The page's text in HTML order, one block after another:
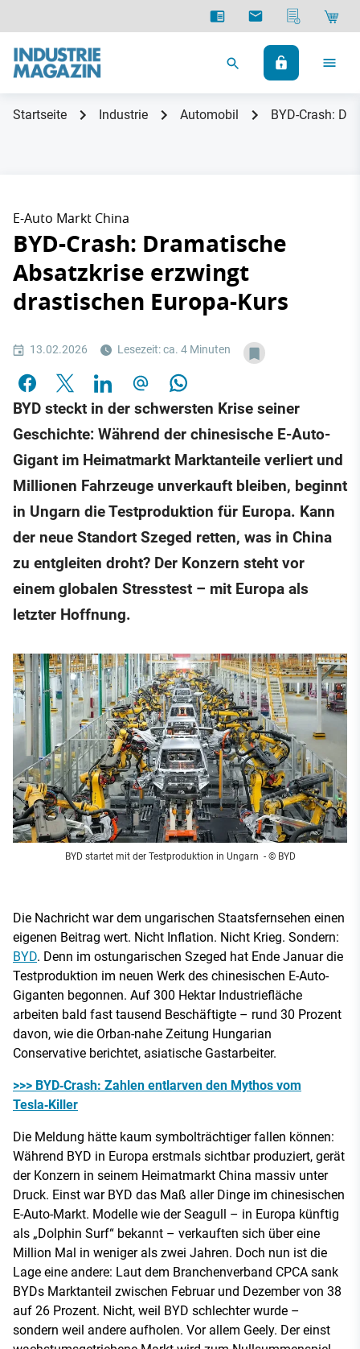
Startseite Industrie Automobil BYD-Crash:
E-Auto Markt China
BYD-Crash: Dramatische
Absatzkrise erzwingt
drastischen Europa-Kurs
13.02.2026 Lesezeit: ca. 4 Minuten
BYD steckt in der schwersten Krise seiner
Geschichte: Während der chinesische E-Auto-
Gigant im Heimatmarkt Marktanteile verliert und
Millionen Fahrzeuge unverkauft bleiben, beginnt
in Ungarn die Testproduktion für Europa. Kann
der neue Standort Szeged retten, was in China
zu entgleiten droht? Der Konzern steht vor
einem globalen Stresstest – mit Europa als
letzter Hoffnung.
BYD startet mit der Testproduktion in Ungarn - © BYD
Die Nachricht war dem ungarischen Staatsfernsehen einen
eigenen Beitrag wert. Nicht Inflation. Nicht Krieg. Sondern:
BYD. Denn im ostungarischen Szeged hat Ende Januar die
Testproduktion im neuen Werk des chinesischen E-Auto-
Giganten begonnen. Auf 300 Hektar Industriefläche
arbeiten bald fast tausend Beschäftigte – rund 30 Prozent
davon, wie die Orban-nahe Zeitung Hungarian
Conservative berichtet, asiatische Gastarbeiter.
>>> BYD‑Crash: Zahlen entlarven den Mythos vom
Tesla‑Killer
Die Meldung hätte kaum symbolträchtiger fallen können:
Während BYD in Europa erstmals sichtbar produziert, gerät
der Konzern in seinem Heimatmarkt China massiv unter
Druck. Einst war BYD das Maß aller Dinge im chinesischen
E-Auto-Markt. Modelle wie der Seagull – in Europa künftig
als „Dolphin Surf“ bekannt – verkauften sich über eine
Million Mal in weniger als zwei Jahren. Doch nun ist die
Lage eine andere: Laut dem Branchenverband CPCA sank
BYDs Marktanteil zwischen Februar und Dezember von 38
auf 26 Prozent. Nicht, weil BYD schlechter wurde –
sondern weil andere aufholen. Vor allem Geely. Der einst